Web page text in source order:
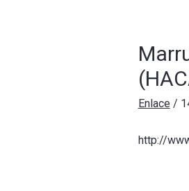
Enlace/
http://